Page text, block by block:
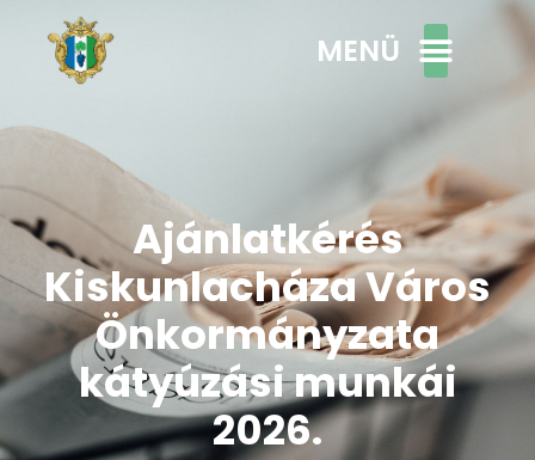
MENÜ
Ajánlatkérés
Kiskunlacháza Város
Önkormányzata
kátyúzási munkái
2026.